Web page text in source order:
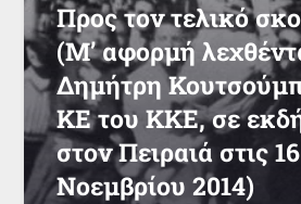
Προς τον τελικό
(Μ’ αφορμή
Δημήτρη
ΚΕ του ΚΚΕ, σε
στον Πειραιά στις 16
Νοεμβρίου 2014)